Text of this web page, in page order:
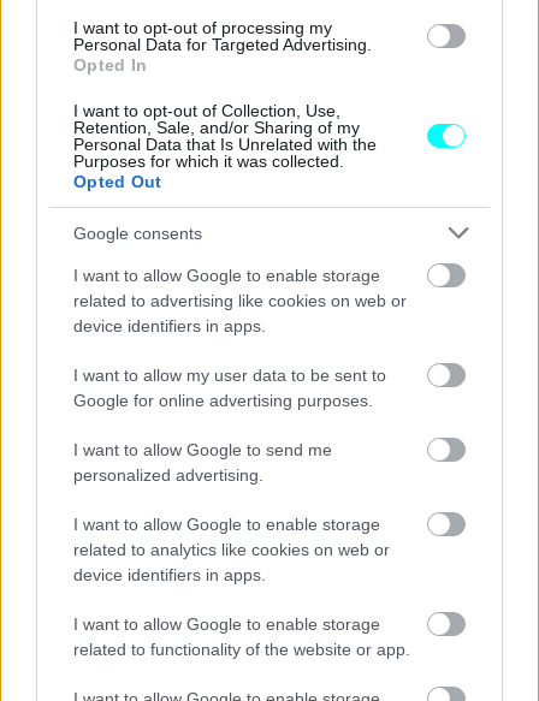
I want to opt-out of processing my
Personal Data for Targeted Advertising.
Opted In
I want to opt-out of Collection, Use,
Retention, Sale, and/or Sharing of my
Personal Data that Is Unrelated with the
Purposes for which it was collected.
Opted Out
Google consents
I want to allow Google to enable storage
related to advertising like cookies on web or
device identifiers in apps.
I want to allow my user data to be sent to
Google for online advertising purposes.
I want to allow Google to send me
personalized advertising.
I want to allow Google to enable storage
related to analytics like cookies on web or
device identifiers in apps.
I want to allow Google to enable storage
related to functionality of the website or app.
Πρόστιμο 2.000 ευρώ και αφαίρεση
διπλώματος για 1 χρόνο -Με ποια ταχύτητα
απαγορεύεται να κινείσαι στην Εθνική Οδό
CAR & MOTOR TEAM
Το παρκάρισμα που άφησε με το στόμα
ανοιχτό όλη την Ελλάδα -Τι ακριβώς
συνέβη στην πόλη της Λαμίας
CAR & MOTOR TEAM